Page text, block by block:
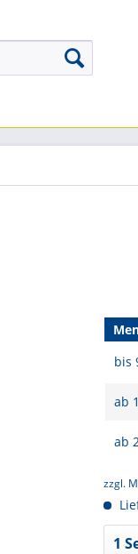
bis
ab
ab
zzgl.